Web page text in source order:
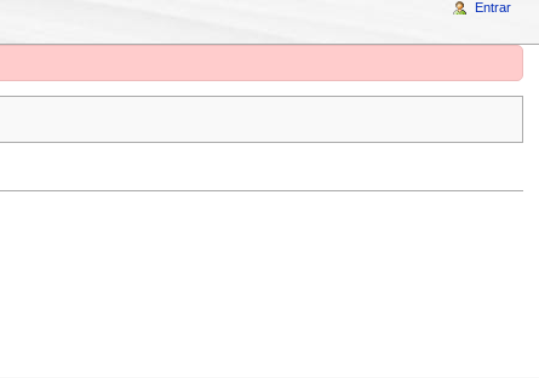
Entrar